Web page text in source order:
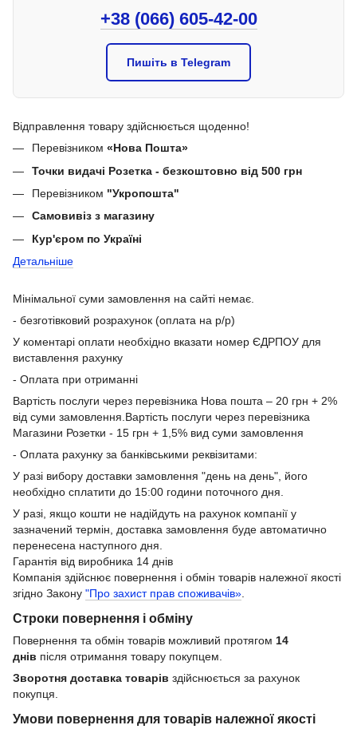
+38 (066) 605-42-00
Пишіть в Telegram
Відправлення товару здійснюється щоденно!
Перевізником «Нова Пошта»
Точки видачі Розетка - безкоштовно від 500 грн
Перевізником "Укропошта"
Самовивіз з магазину
Кур'єром по Україні
Детальніше
Мінімальної суми замовлення на сайті немає.
- безготівковий розрахунок (оплата на р/р)
У коментарі оплати необхідно вказати номер ЄДРПОУ для
виставлення рахунку
- Оплата при отриманні
Вартість послуги через перевізника Нова пошта – 20 грн + 2%
від суми замовлення.Вартість послуги через перевізника
Магазини Розетки - 15 грн + 1,5% вид суми замовлення
- Оплата рахунку за банківськими реквізитами:
У разі вибору доставки замовлення "день на день", його
необхідно сплатити до 15:00 години поточного дня.
У разі, якщо кошти не надійдуть на рахунок компанії у
зазначений термін, доставка замовлення буде автоматично
перенесена наступного дня.
Гарантія від виробника 14 днів
Компанія здійснює повернення і обмін товарів належної якості
згідно Закону "Про захист прав споживачів»
Строки повернення і обміну
Повернення та обмін товарів можливий протягом 14
днів після отримання товару покупцем.
Зворотня доставка товарів здійснюється за рахунок
покупця.
Умови повернення для товарів належної якості